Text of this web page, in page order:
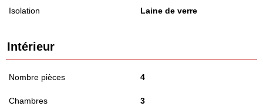
Isolation Laine de verre
Intérieur
Nombre pièces 4
Chambres 3